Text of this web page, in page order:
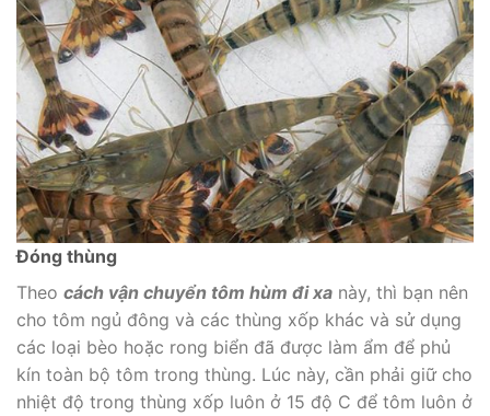
Đóng thùng
Theo cách vận chuyển tôm hùm đi xa này, thì bạn nên
cho tôm ngủ đông và các thùng xốp khác và sử dụng
các loại bèo hoặc rong biển đã được làm ẩm để phủ
kín toàn bộ tôm trong thùng. Lúc này, cần phải giữ cho
nhiệt độ trong thùng xốp luôn ở 15 độ C để tôm luôn ở